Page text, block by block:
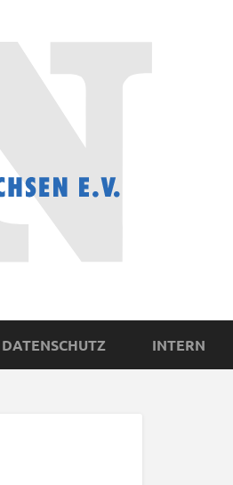
DATENSCHUTZ INTERN